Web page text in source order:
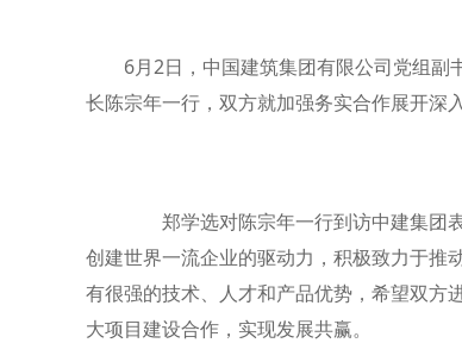
6月2日，中国建筑集团有限公司党组
长陈宗年一行，双方就加强务实合作展开
郑学选对陈宗年一行到访中建集团
创建世界一流企业的驱动力，积极致力于推
有很强的技术、人才和产品优势，希望双方
大项目建设合作，实现发展共赢。